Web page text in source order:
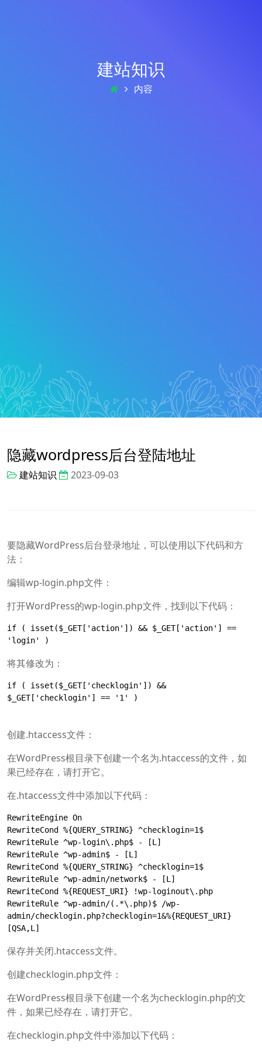
建站知识
内容
隐藏wordpress后台登陆地址
建站知识 2023-09-03
要隐藏WordPress后台登录地址，可以使用以下代码和方
法：
编辑wp-login.php文件：
打开WordPress的wp-login.php文件，找到以下代码：
if ( isset($_GET['action']) && $_GET['action'] ==
'login' )
将其修改为：
if ( isset($_GET['checklogin']) &&
$_GET['checklogin'] == '1' )
创建.htaccess文件：
在WordPress根目录下创建一个名为.htaccess的文件，如
果已经存在，请打开它。
在.htaccess文件中添加以下代码：
RewriteEngine On
RewriteCond %{QUERY_STRING} ^checklogin=1$
RewriteRule ^wp-login\.php$ - [L]
RewriteRule ^wp-admin$ - [L]
RewriteCond %{QUERY_STRING} ^checklogin=1$
RewriteRule ^wp-admin/network$ - [L]
RewriteCond %{REQUEST_URI} !wp-loginout\.php
RewriteRule ^wp-admin/(.*\.php)$ /wp-
admin/checklogin.php?checklogin=1&%{REQUEST_URI}
[QSA,L]
保存并关闭.htaccess文件。
创建checklogin.php文件：
在WordPress根目录下创建一个名为checklogin.php的文
件，如果已经存在，请打开它。
在checklogin.php文件中添加以下代码：